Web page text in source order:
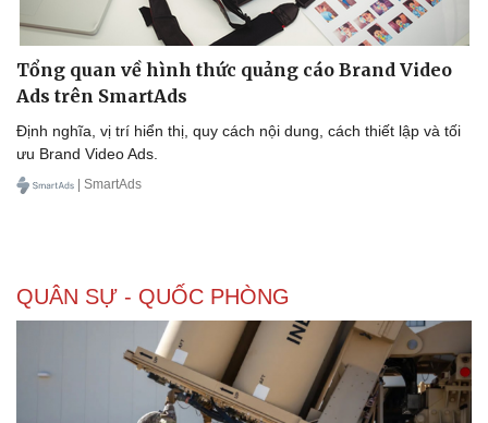
Tổng quan về hình thức quảng cáo Brand Video
Ads trên SmartAds
Định nghĩa, vị trí hiển thị, quy cách nội dung, cách thiết lập và tối
ưu Brand Video Ads.
| SmartAds
QUÂN SỰ - QUỐC PHÒNG